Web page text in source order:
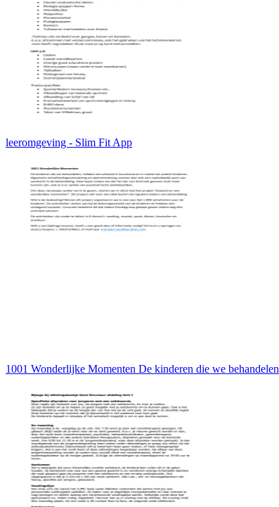
leeromgeving - Slim Fit App
1001 Wonderlijke Momenten De kinderen die we behandelen